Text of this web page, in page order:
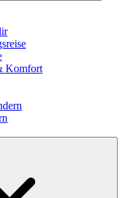
Komfort